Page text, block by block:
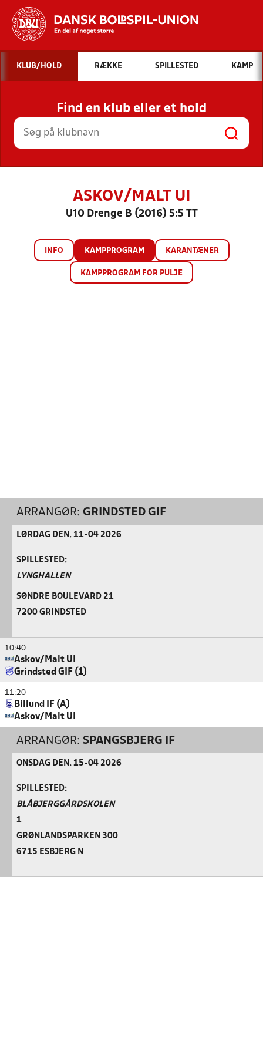
Hvad vil du søge efter?
INDHOLD OG NYHEDER
STILLINGER, RESULTATER, KLUBBER OG
HOLD
KLUB/HOLD RÆKKE SPILLESTED KAMP
Find en klub eller et hold
ASKOV/MALT UI
U10 Drenge B (2016) 5:5 TT
INFO KAMPPROGRAM KARANTÆNER
KAMPPROGRAM FOR PULJE
ARRANGØR: GRINDSTED GIF
LØRDAG DEN. 11-04 2026
SPILLESTED:
LYNGHALLEN
SØNDRE BOULEVARD 21
7200 GRINDSTED
10:40
Askov/Malt UI
Grindsted GIF (1)
11:20
Billund IF (A)
Askov/Malt UI
ARRANGØR: SPANGSBJERG IF
ONSDAG DEN. 15-04 2026
SPILLESTED:
BLÅBJERGGÅRDSKOLEN
1
GRØNLANDSPARKEN 300
6715 ESBJERG N